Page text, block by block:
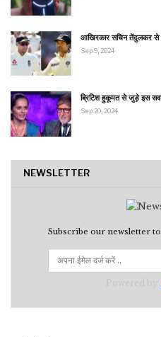
आखिरकार सचिन तेंदुलकर
Sep 9, 2024
ब्रिटिश हुकूमत से जुड़े इस
Sep 20, 2024
NEWSLETTER
Subscribe our newsletter to